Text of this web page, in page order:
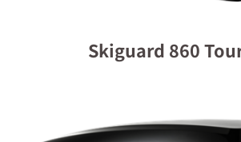
Skiguard 860